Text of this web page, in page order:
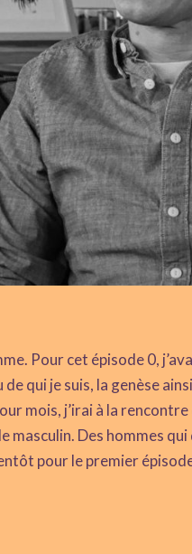
Pour cet épisode 0,
de qui je suis, la genèse
mois, j’irai à la
masculin. Des hommes
pour le premier